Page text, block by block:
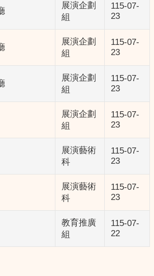
展演企劃
組
115-07-
23
展演企劃
組
115-07-
23
展演企劃
組
115-07-
23
展演企劃
組
115-07-
23
展演藝術
科
115-07-
23
展演藝術
科
115-07-
23
教育推廣
組
115-07-
22